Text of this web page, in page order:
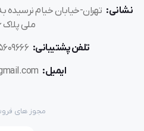
نشانی: تهران-خیابان خیام نرسیده
ملی پلاک 756
تلفن پشتیبانی: 02155801599
ایمیل:
مجوز های